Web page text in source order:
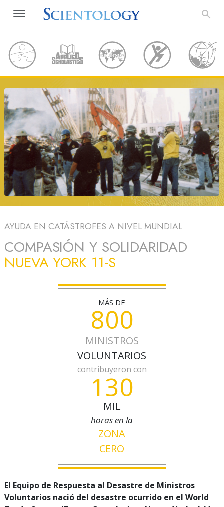
AYUDA EN CATÁSTROFES A NIVEL MUNDIAL
COMPASIÓN Y SOLIDARIDAD
NUEVA YORK 11-S
MÁS DE
800
MINISTROS
VOLUNTARIOS
contribuyeron con
130
MIL
horas en la
ZONA
CERO
El Equipo de Respuesta al Desastre de Ministros
Voluntarios nació del desastre ocurrido en el World